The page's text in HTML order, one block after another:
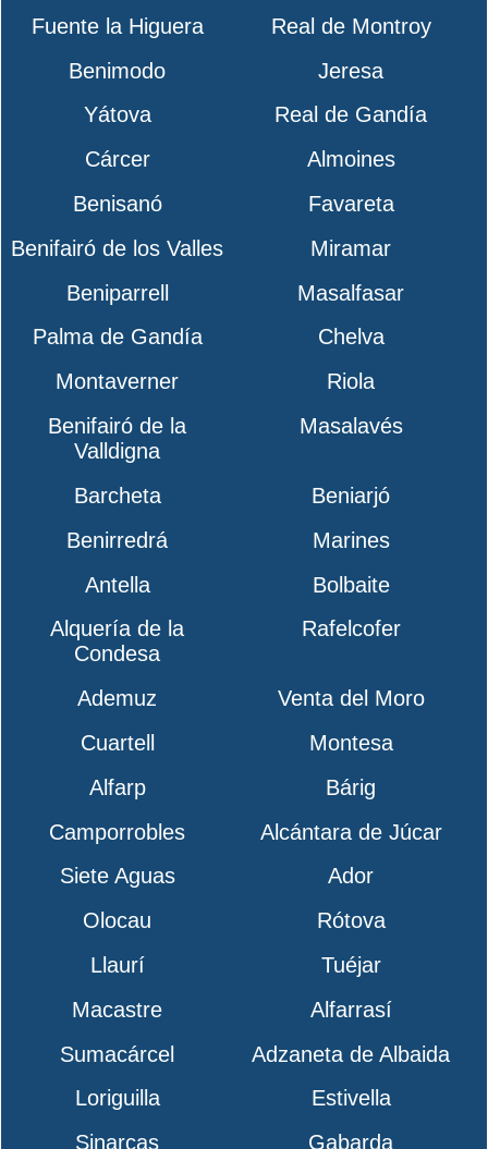
Fuente la Higuera
Real de Montroy
Benimodo
Jeresa
Yátova
Real de Gandía
Cárcer
Almoines
Benisanó
Favareta
Benifairó de los Valles
Miramar
Beniparrell
Masalfasar
Palma de Gandía
Chelva
Montaverner
Riola
Benifairó de la
Valldigna
Masalavés
Barcheta
Beniarjó
Benirredrá
Marines
Antella
Bolbaite
Alquería de la
Condesa
Rafelcofer
Ademuz
Venta del Moro
Cuartell
Montesa
Alfarp
Bárig
Camporrobles
Alcántara de Júcar
Siete Aguas
Ador
Olocau
Rótova
Llaurí
Tuéjar
Macastre
Alfarrasí
Sumacárcel
Adzaneta de Albaida
Loriguilla
Estivella
Sinarcas
Gabarda